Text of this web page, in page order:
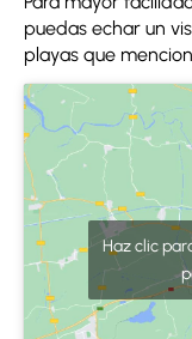
puedas echar un
playas que
Haz clic